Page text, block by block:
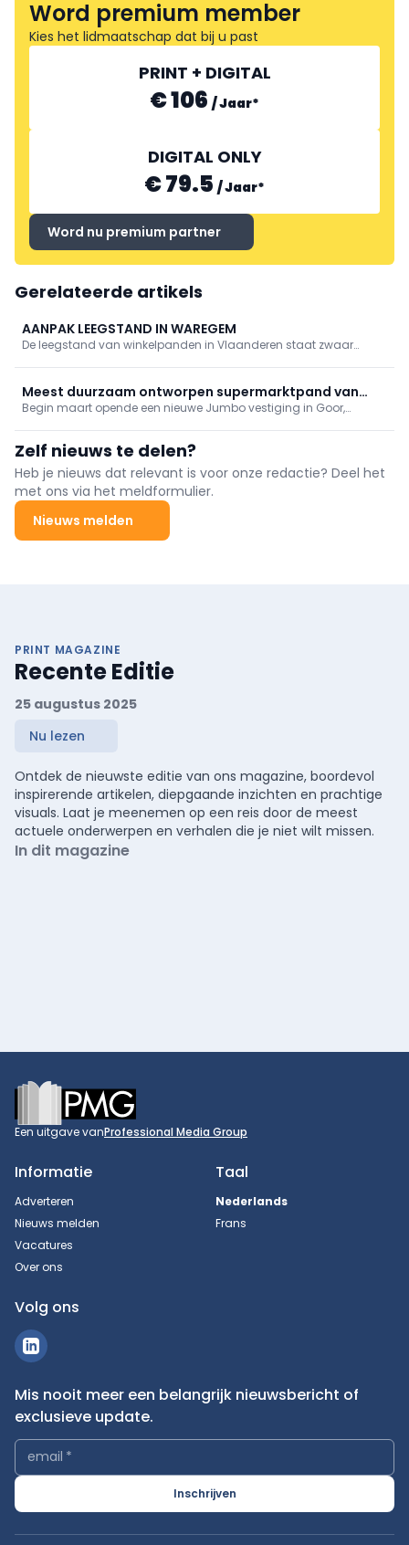
Word premium member
Kies het lidmaatschap dat bij u past
PRINT + DIGITAL
€ 106 /Jaar*
DIGITAL ONLY
€ 79.5 /Jaar*
Word nu premium partner
Gerelateerde artikels
AANPAK LEEGSTAND IN WAREGEM
De leegstand van winkelpanden in Vlaanderen staat zwaar
regionale winkelstad neemt ze tal van initiatieven.
Meest duurzaam ontworpen supermarktpand van
Benelux
Begin maart opende een nieuwe Jumbo vestiging in Goor,
duurzaamheidsaspecten zorgen voor een totale BREEAM-
ontwerpscore van 90,79%.
Zelf nieuws te delen?
Heb je nieuws dat relevant is voor onze redactie? Deel het
met ons via het meldformulier.
Nieuws melden
PRINT MAGAZINE
Recente Editie
25 augustus 2025
Nu lezen
Ontdek de nieuwste editie van ons magazine, boordevol
inspirerende artikelen, diepgaande inzichten en prachtige
visuals. Laat je meenemen op een reis door de meest
actuele onderwerpen en verhalen die je niet wilt missen.
In dit magazine
Footer
Een uitgave vanProfessional Media Group
Informatie
Adverteren
Nieuws melden
Vacatures
Over ons
Taal
Nederlands
Frans
Volg ons
Mis nooit meer een belangrijk nieuwsbericht of
exclusieve update.
email *
Inschrijven